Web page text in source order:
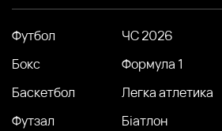
Футбол ЧС 2026
Бокс
Формула 1
Баскетбол
Легка атлетика
Футзал
Біатлон